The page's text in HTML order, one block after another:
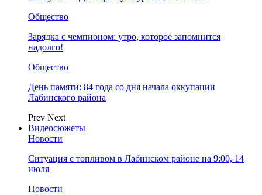
Общество
Зарядка с чемпионом: утро, которое запомнится
надолго!
Общество
День памяти: 84 года со дня начала оккупации
Лабинского района
Prev Next
Видеосюжеты
Новости
Ситуация с топливом в Лабинском районе на 9:00, 14
июля
Новости